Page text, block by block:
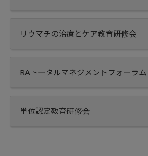
リウマチの治療とケア教育研修会
RAトータルマネジメントフォーラム
単位認定教育研修会